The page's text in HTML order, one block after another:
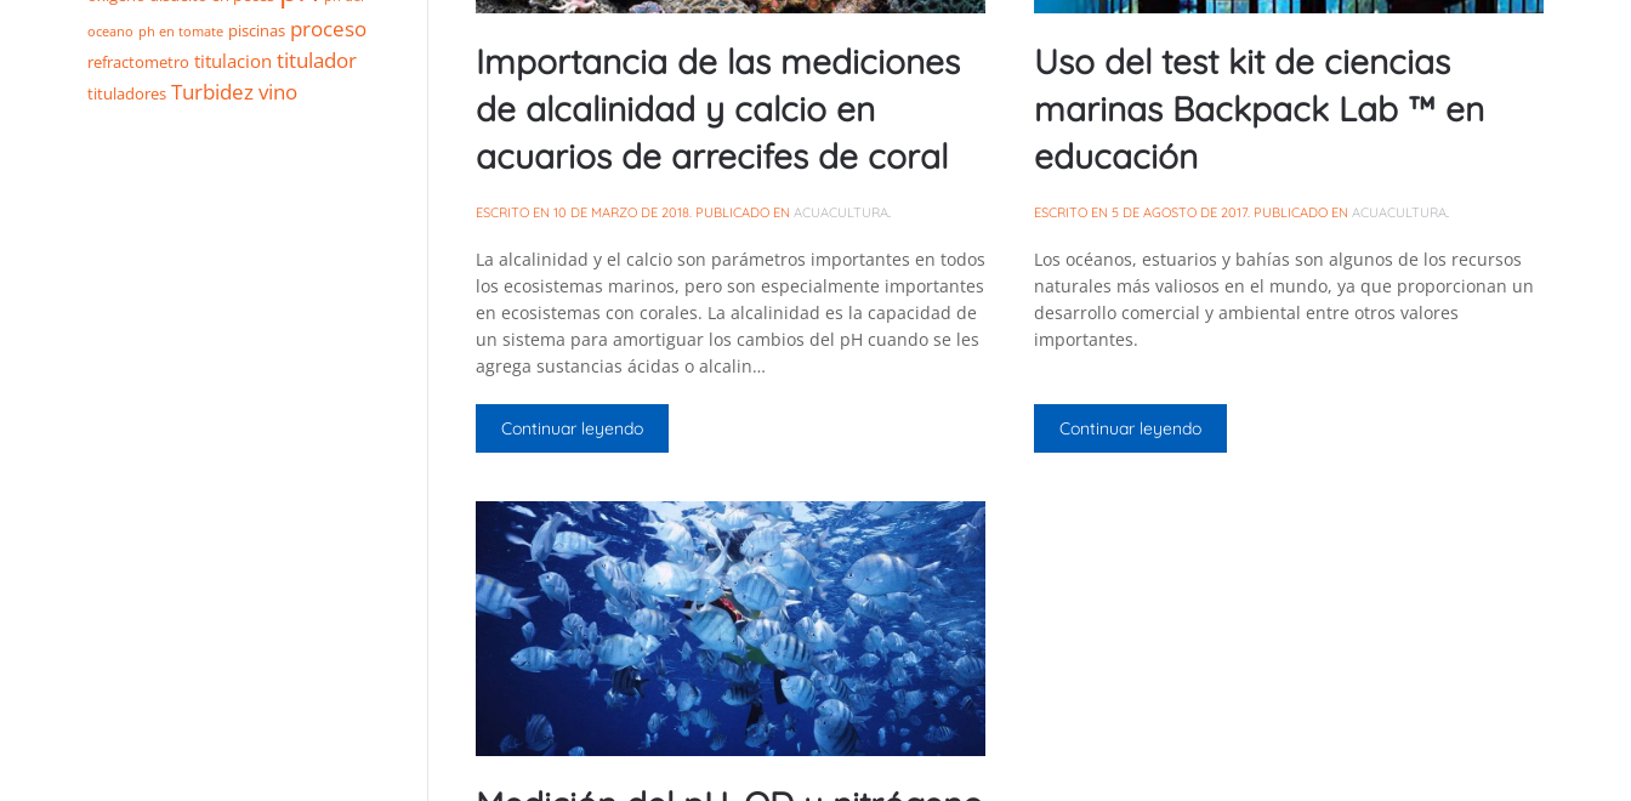
oceano ph en tomate piscinas proceso
refractometro titulacion titulador
tituladores Turbidezvino
Importancia de las mediciones
de alcalinidad y calcio en
acuarios de arrecifes de coral
ESCRITO EN 10 DE MARZO DE 2018. PUBLICADO EN ACUACULTURA.
La alcalinidad y el calcio son parámetros importantes en todos
los ecosistemas marinos, pero son especialmente importantes
en ecosistemas con corales. La alcalinidad es la capacidad de
un sistema para amortiguar los cambios del pH cuando se les
agrega sustancias ácidas o alcalin…
Continuar leyendo
Uso del test kit de ciencias
marinas Backpack Lab ™ en
educación
ESCRITO EN 5 DE AGOSTO DE 2017. PUBLICADO EN ACUACULTURA.
Los océanos, estuarios y bahías son algunos de los recursos
naturales más valiosos en el mundo, ya que proporcionan un
desarrollo comercial y ambiental entre otros valores
importantes.
Continuar leyendo